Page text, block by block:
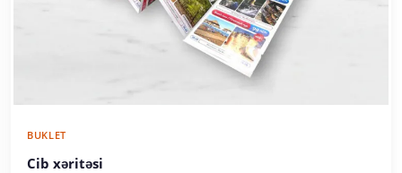
BUKLET
Cib xəritəsi